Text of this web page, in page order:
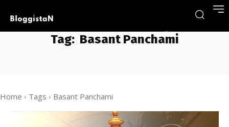
Tag: Basant Panchami
Home Tags Basant Panchami